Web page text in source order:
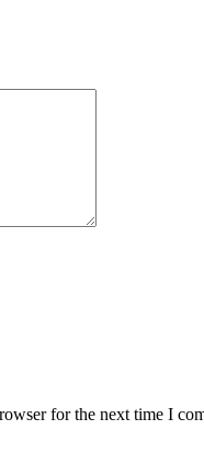
for the next time I